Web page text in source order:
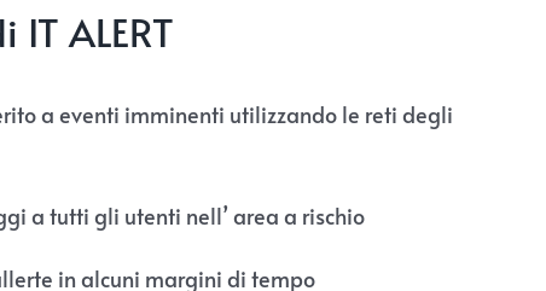
ALERT
a eventi imminenti utilizzando le reti degli
a tutti gli utenti nell’ area a rischio
in alcuni margini di tempo